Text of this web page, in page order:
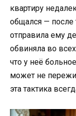
квартиру
общался — после
отправила ему
обвиняла во
что у неё
может не
эта тактика